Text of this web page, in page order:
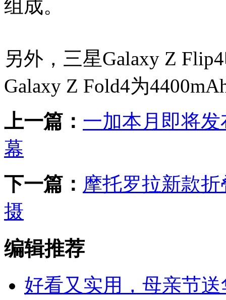
组成。
另外，三星Galaxy Z
Galaxy Z Fold4为
上一篇： 一加本月即将
幕
下一篇： 摩托罗拉新款
摄
编辑推荐
好看又实用，母亲节送